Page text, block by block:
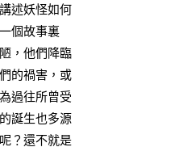
述妖怪如何
個故事裏
，他們降臨
的禍害，或
過往所曾受
誕生也多源
？還不就是